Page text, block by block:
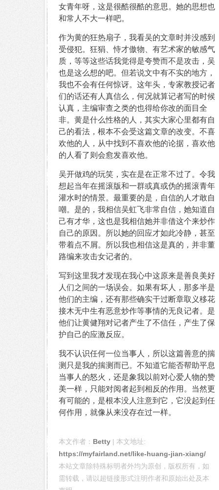
女青年呀，这是很酷很酷的意思。她的思想也
和常人不大一样吧。
作为黄的狂热扇子，我看吴的文章时并没感到
受侵犯。狂狷、恃才傲物、有艺术家的敏感气
质，等等这些话我觉得是夸赞而不是攻击，吴
也是这么想的吧。但若说文中有不实的地方，
我也不会有任何惊讶。这年头，专家教授记者
们的话还有人真信么，何况就算记者写的时候
认真，主编审查之类的也得给你改的面目全
非。黄是什么性格的人，其实大家心里都有自
己的看法，根本不会受这篇文章的改变。不喜
欢他的人，从中找到不喜欢他的论据，喜欢他
的人看了则会愈发喜欢他。
吴开做鸡的玩笑，实在是在正常不过了。令我
想起当年在摇滚版和一群或真或伪的摇滚青年
灌水时的情景。最重要的是，自信的人才敢自
嘲。是的，我相信吴虹飞非常自信，她知道自
己有才华，这也是我相信她并非借这个来炒作
自己的原因。所以她的回应才如此冷静，甚至
带着点不屑。所以我也相信这是真的，并非董
路编来攻击女记者的。
写到这里我才发现在我心中这原来是善良美好
人们之间的一场误会。如果有坏人，那多半是
他们的主编，还有那些确实干过断章取义移花
接木无中生有恶意炒作等事情的无良记者。是
他们让黄健翔对记者产生了不信任，产生了保
护自己的应激反应。
我不认识任何一位当事人，所以这篇善意的揣
测只是我的揣测而已。不知道它能否帮助平息
当事人的怒火，还是象我以前对心爱人物的赞
美一样，只能对阅者起到相反的作用。当然更
有可能的，是根本没人注意到它，它没起到任
何作用，就像从来没存在过一样。
本文作者： Betty | 本文地址:
https://myfairland.net/like-huang-jian-xiang/
本站文章除特殊标明者外均为原创，版权所有，如
需转载，请以超链接形式注明作者和原始出处及本